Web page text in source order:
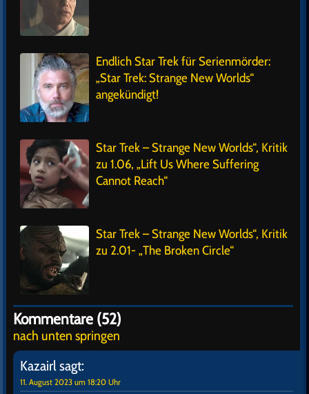
Endlich Star Trek für Serienmörder:
„Star Trek: Strange New Worlds“
angekündigt!
Star Trek – Strange New Worlds“, Kritik
zu 1.06, „Lift Us Where Suffering
Cannot Reach“
Star Trek – Strange New Worlds“, Kritik
zu 2.01- „The Broken Circle“
Kommentare (52)
nach unten springen
Kazairlsagt:
11. August 2023 um 18:20 Uhr